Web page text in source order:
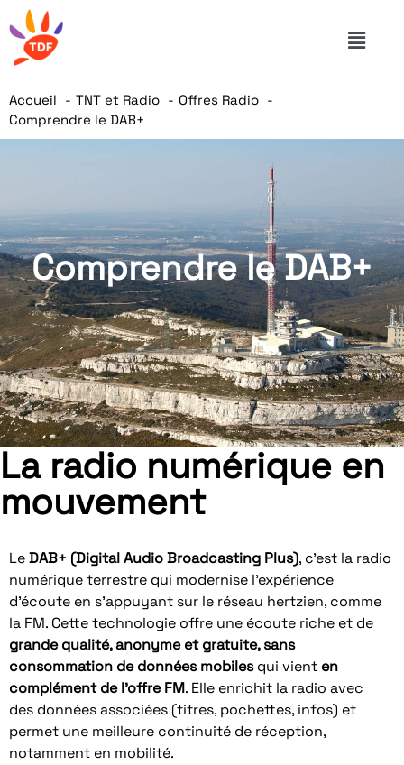
Accueil TNT et Radio
Offres Radio
Comprendre le DAB+
Comprendre le DAB+
La radio numérique en
mouvement
LeDAB+ (Digital Audio Broadcasting Plus), c’est la radio
numérique terrestre qui modernise l’expérience
d’écoute en s’appuyant sur le réseau hertzien, comme
la FM. Cette technologie offre une écoute riche et de
grande qualité, anonyme et gratuite, sans
consommation de données mobilesqui vient en
complément de l’offre FM. Elle enrichit la radio avec
des données associées (titres, pochettes, infos) et
permet une meilleure continuité de réception,
notamment en mobilité.